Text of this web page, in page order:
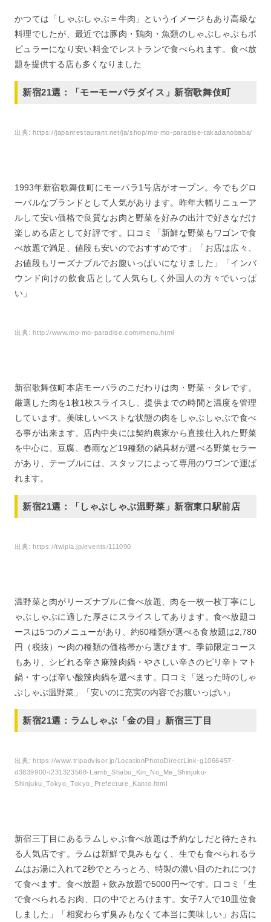
かつては「しゃぶしゃぶ＝牛肉」というイメージもあり高級な
料理でしたが、最近では豚肉・鶏肉・魚類のしゃぶしゃぶもポ
ピュラーになり安い料金でレストランで食べられます。食べ放
題を提供する店も多くなりました
新宿21選：「モーモーパラダイス」新宿歌舞伎町
出典:https://japanrestaurant.net/ja/shop/mo-mo-paradise-takadanobaba/
1993年新宿歌舞伎町にモーパラ1号店がオープン。今でもグロ
ーバルなブランドとして人気があります。昨年大幅リニューア
ルして安い価格で良質なお肉と野菜を好みの出汁で好きなだけ
楽しめる店として好評です。口コミ「新鮮な野菜もワゴンで食
べ放題で満足、値段も安いのでおすすめです」「お店は広々、
お値段もリーズナブルでお腹いっぱいになりました」「インバ
ウンド向けの飲食店として人気らしく外国人の方々でいっぱ
い」
出典:http://www.mo-mo-paradise.com/menu.html
新宿歌舞伎町本店モーパラのこだわりは肉・野菜・タレです。
厳選した肉を1枚1枚スライスし、提供までの時間と温度を管理
しています。美味しいベストな状態の肉をしゃぶしゃぶで食べ
る事が出来ます。店内中央には契約農家から直接仕入れた野菜
を中心に、豆腐、春雨など19種類の鍋具材が選べる野菜セラー
があり、テーブルには、スタッフによって専用のワゴンで運ば
れます。
新宿21選：「しゃぶしゃぶ温野菜」新宿東口駅前店
出典:https://twipla.jp/events/111090
温野菜と肉がリーズナブルに食べ放題、肉を一枚一枚丁寧にし
ゃぶしゃぶに適した厚さにスライスしてあります。食べ放題コ
ースは5つのメニューがあり、約60種類が選べる食放題は2,780
円（税抜）〜肉の種類の価格帯から選びます。季節限定コース
もあり、シビれる辛さ麻辣肉鍋・やさしい辛さのピリ辛トマト
鍋・すっぱ辛い酸辣肉鍋を選べます。口コミ「迷った時のしゃ
ぶしゃぶ温野菜」「安いのに充実の内容でお腹いっぱい」
新宿21選：ラムしゃぶ「金の目」新宿三丁目
出典:https://www.tripadvisor.jp/LocationPhotoDirectLink-g1066457-
d3839900-i231323568-Lamb_Shabu_Kin_No_Me_Shinjuku-
Shinjuku_Tokyo_Tokyo_Prefecture_Kanto.html
新宿三丁目にあるラムしゃぶ食べ放題は予約なしだと待たされ
る人気店です。ラムは新鮮で臭みもなく、生でも食べられるラ
ムはお湯に入れて2秒でとろっとろ、特製の濃い目のたれにつけ
て食べます。食べ放題＋飲み放題で5000円〜です。口コミ「生
で食べられるお肉、口の中でとろけます。女子7人で10皿位食
しました」「相変わらず臭みもなくて本当に美味しい」お店に